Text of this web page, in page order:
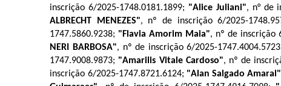
inscrição 6/2025-1748.0181.1899; "Alice Juliani", n° de
ALBRECHT MENEZES", nº de inscrição 6/2025-
1747.5860.9238; "Flavia Amorim Maia", nº de inscrição
NERI BARBOSA", nº de inscrição 6/2025-
1747.9008.9873; "Amarilis Vitale Cardoso", nº de
inscrição 6/2025-1747.8721.6124; "Alan Salgado Amaral"